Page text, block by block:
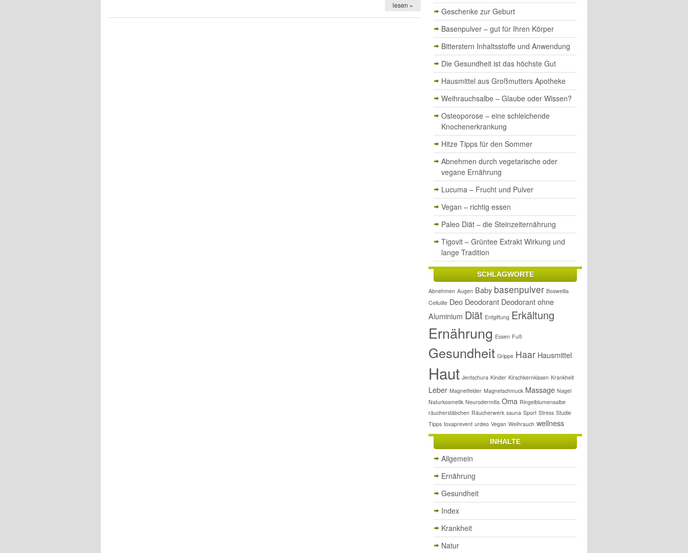
Schutz
lesen »
Geschenke zur Geburt
Basenpulver – gut für Ihren Körper
Bitterstern Inhaltsstoffe und Anwendung
Die Gesundheit ist das höchste Gut
Hausmittel aus Großmutters Apotheke
Weihrauchsalbe – Glaube oder Wissen?
Osteoporose – eine schleichende
Knochenerkrankung
Hitze Tipps für den Sommer
Abnehmen durch vegetarische oder
vegane Ernährung
Lucuma – Frucht und Pulver
Vegan – richtig essen
Paleo Diät – die Steinzeiternährung
Tigovit – Grüntee Extrakt Wirkung und
lange Tradition
SCHLAGWORTE
Abnehmen Augen Baby basenpulver Boswellia
Cellulite Deo Deodorant Deodorant ohne
Aluminium Diät Entgiftung Erkältung
Ernährung Essen Fuß
Gesundheit Grippe Haar Hausmittel
Haut Jentschura Kinder Kirschkernkissen Krankheit
Leber Magnetfelder Magnetschmuck Massage Nagel
Naturkosmetik Neurodermitis Oma Ringelblumensalbe
räucherstäbchen Räucherwerk sauna Sport Stress Studie
Tipps toxaprevent urdeo Vegan Weihrauch wellness
INHALTE
Allgemein
Ernährung
Gesundheit
Index
Krankheit
Natur